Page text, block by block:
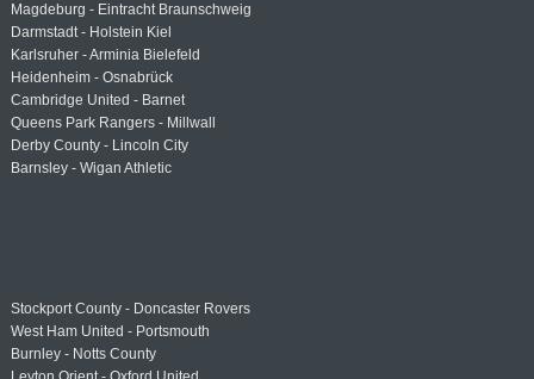
Magdeburg - Eintracht Braunschweig
Darmstadt - Holstein Kiel
Karlsruher - Arminia Bielefeld
Heidenheim - Osnabrück
Cambridge United - Barnet
Queens Park Rangers - Millwall
Derby County - Lincoln City
Barnsley - Wigan Athletic
Stockport County - Doncaster Rovers
West Ham United - Portsmouth
Burnley - Notts County